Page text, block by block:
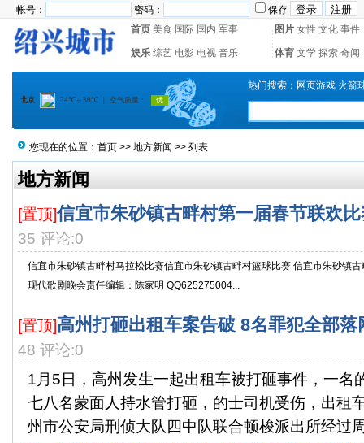
帐号： 密码：
保存
首页 美食 国际 国内 军事 图片 女性 文化 事件
娱乐 综艺 电影 电视 音乐 体育 文学 探索 奇闻
热门搜索： 网页游戏 火箭
您现在的位置： 首页 >> 地方新闻 >> 列表
地方新闻
[置顶]信宜市朱砂镇古畔村第一届春节联欢
35 评论:0
信宜市朱砂镇古畔村马拉松比赛信宜市朱砂镇古畔村篮球比赛 信宜市朱砂镇
现代歌剧晚会责任编辑：陈家明 QQ625275004...
[置顶]高州打砸出租车案告破 8名罪犯全部落
48 评论:0
1月5日，高州发生一起出租车被打砸事件，一名
七八名蒙面人持水管打砸，的士司机受伤，出租
州市公安局刑侦大队四中队联合顿梭派出所经过